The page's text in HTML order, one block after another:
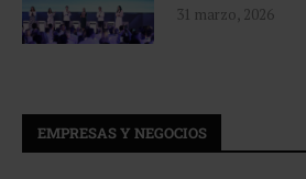
31 marzo, 2026
EMPRESAS Y NEGOCIOS